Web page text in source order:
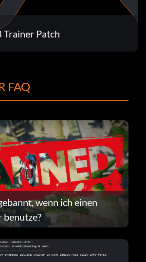
Trainer Patch
FAQ
wenn ich einen
benutze?